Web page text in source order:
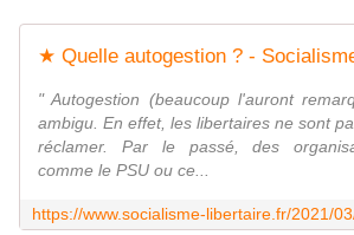
★ Quelle autogestion ? -
" Autogestion (beaucoup l'auront
ambigu. En effet, les libertaires ne sont
réclamer. Par le passé, des
comme le PSU ou ce...